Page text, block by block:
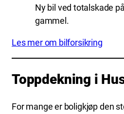
Ny bil ved totalskade
gammel.
Les mer om bilforsikring
Toppdekning i
For mange er boligkjøp den